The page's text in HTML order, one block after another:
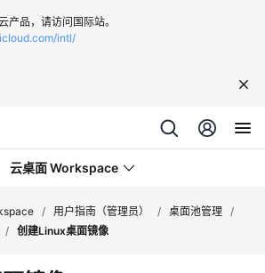
产品，请访问国际站。
intl/
云桌面 Workspace
/ 用户指南（管理员） / 桌面池管理 /
/ 创建Linux桌面镜像